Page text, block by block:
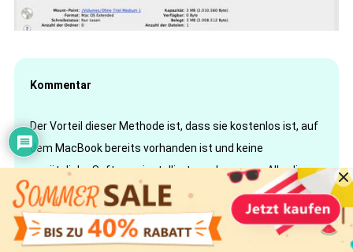
Kommentar
Der Vorteil dieser Methode ist, dass sie kostenlos ist, auf
dem MacBook bereits vorhanden ist und keine
zusätzliche Software installiert werden muss. Allerdings
ist diese Methode relativ umständlich und bietet nicht die
umfangreichen Bearbeitungs- und
Anpassungsmöglichkeiten einer professionellen DVD-